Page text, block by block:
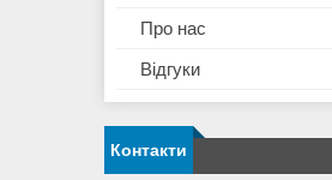
Про нас
Відгуки
Контакти